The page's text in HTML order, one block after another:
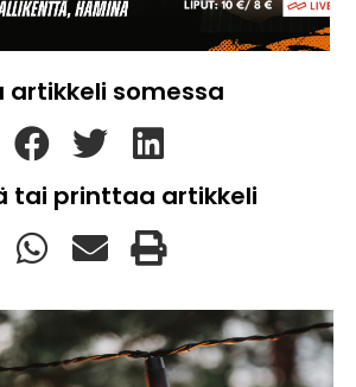
artikkeli somessa
tai printtaa artikkeli